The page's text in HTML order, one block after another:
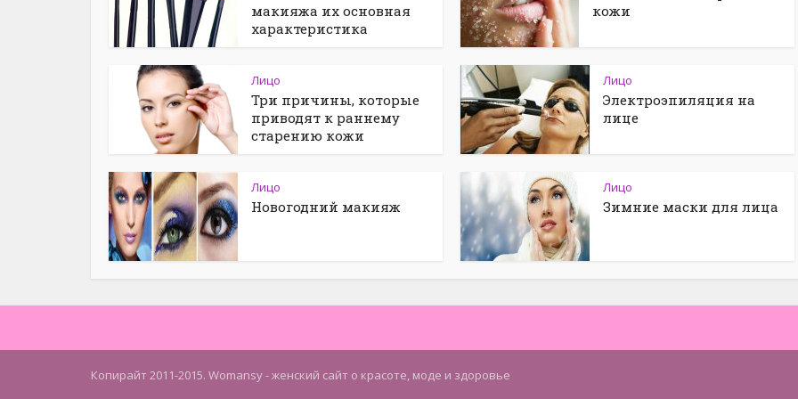
макияжа их основная
характеристика
кожи
Лицо
Три причины, которые
приводят к раннему
старению кожи
Лицо
Электроэпиляция на
лице
Лицо
Новогодний макияж
Лицо
Зимние маски для лица
Копирайт 2011-2015. Womansy - женский сайт о красоте, моде и здоровье